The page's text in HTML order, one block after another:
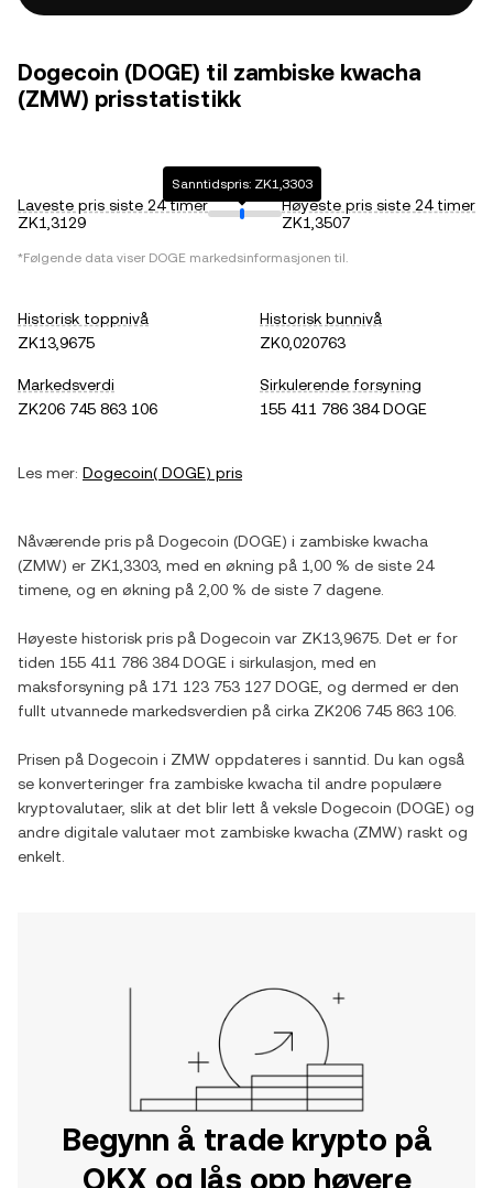
Dogecoin (DOGE) til zambiske kwacha
(ZMW) prisstatistikk
Laveste pris siste 24 timer
ZK1,3129
Sanntidspris: ZK1,3303
Høyeste pris siste 24 timer
ZK1,3507
*Følgende data viser DOGE markedsinformasjonen til.
Historisk toppnivå
ZK13,9675
Historisk bunnivå
ZK0,020763
Markedsverdi
ZK206 745 863 106
Sirkulerende forsyning
155 411 786 384 DOGE
Les mer: Dogecoin( DOGE) pris
Nåværende pris på Dogecoin (DOGE) i zambiske kwacha
(ZMW) er ZK1,3303 , med en økning på 1,00 % de siste 24
timene, og en økning på 2,00 % de siste 7 dagene.
Høyeste historisk pris på Dogecoin var ZK13,9675 . Det er for
tiden 155 411 786 384 DOGE i sirkulasjon, med en
maksforsyning på 171 123 753 127 DOGE , og dermed er den
fullt utvannede markedsverdien på cirka ZK206 745 863 106
Prisen på Dogecoin i ZMW oppdateres i sanntid. Du kan også
se konverteringer fra zambiske kwacha til andre populære
kryptovalutaer, slik at det blir lett å veksle Dogecoin (DOGE) og
andre digitale valutaer mot zambiske kwacha (ZMW) raskt og
enkelt.
Begynn å trade krypto på
OKX og lås opp høyere